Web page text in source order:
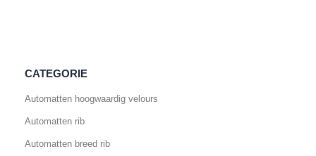
CATEGORIE
Automatten hoogwaardig velours
Automatten rib
Automatten breed rib